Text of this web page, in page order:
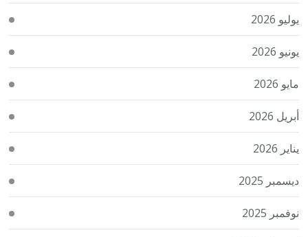
يوليو 2026
يونيو 2026
مايو 2026
أبريل 2026
يناير 2026
ديسمبر 2025
نوفمبر 2025